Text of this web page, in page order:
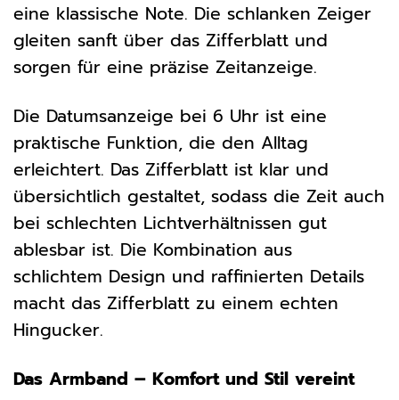
eine klassische Note. Die schlanken Zeiger
gleiten sanft über das Zifferblatt und
sorgen für eine präzise Zeitanzeige.
Die Datumsanzeige bei 6 Uhr ist eine
praktische Funktion, die den Alltag
erleichtert. Das Zifferblatt ist klar und
übersichtlich gestaltet, sodass die Zeit auch
bei schlechten Lichtverhältnissen gut
ablesbar ist. Die Kombination aus
schlichtem Design und raffinierten Details
macht das Zifferblatt zu einem echten
Hingucker.
Das Armband – Komfort und Stil vereint